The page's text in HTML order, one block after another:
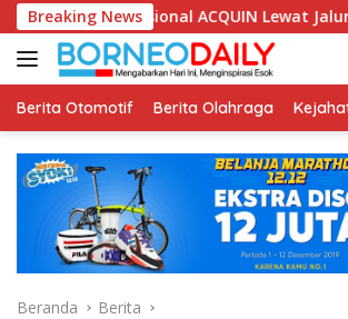
Langsung
ke
konten
Breaking News
ACQUIN Lewat Jalur Fast Track
Berita Otomotif Berita Olahraga
Beranda Berita